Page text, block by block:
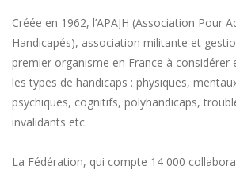
Créée en 1962, l’APAJH (Association Pour
Handicapés), association militante et
premier organisme en France à considérer
les types de handicaps : physiques,
psychiques, cognitifs, polyhandicaps,
invalidants etc.
La Fédération, qui compte 14 000